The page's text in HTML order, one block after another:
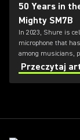
50 Years in
Mighty SM7B
In 2023, Shure is
microphone that
among musicians,
Join Shure historian
enters the company
holds about the
Przeczytaj